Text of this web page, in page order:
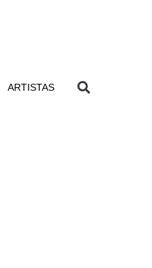
ARTISTAS